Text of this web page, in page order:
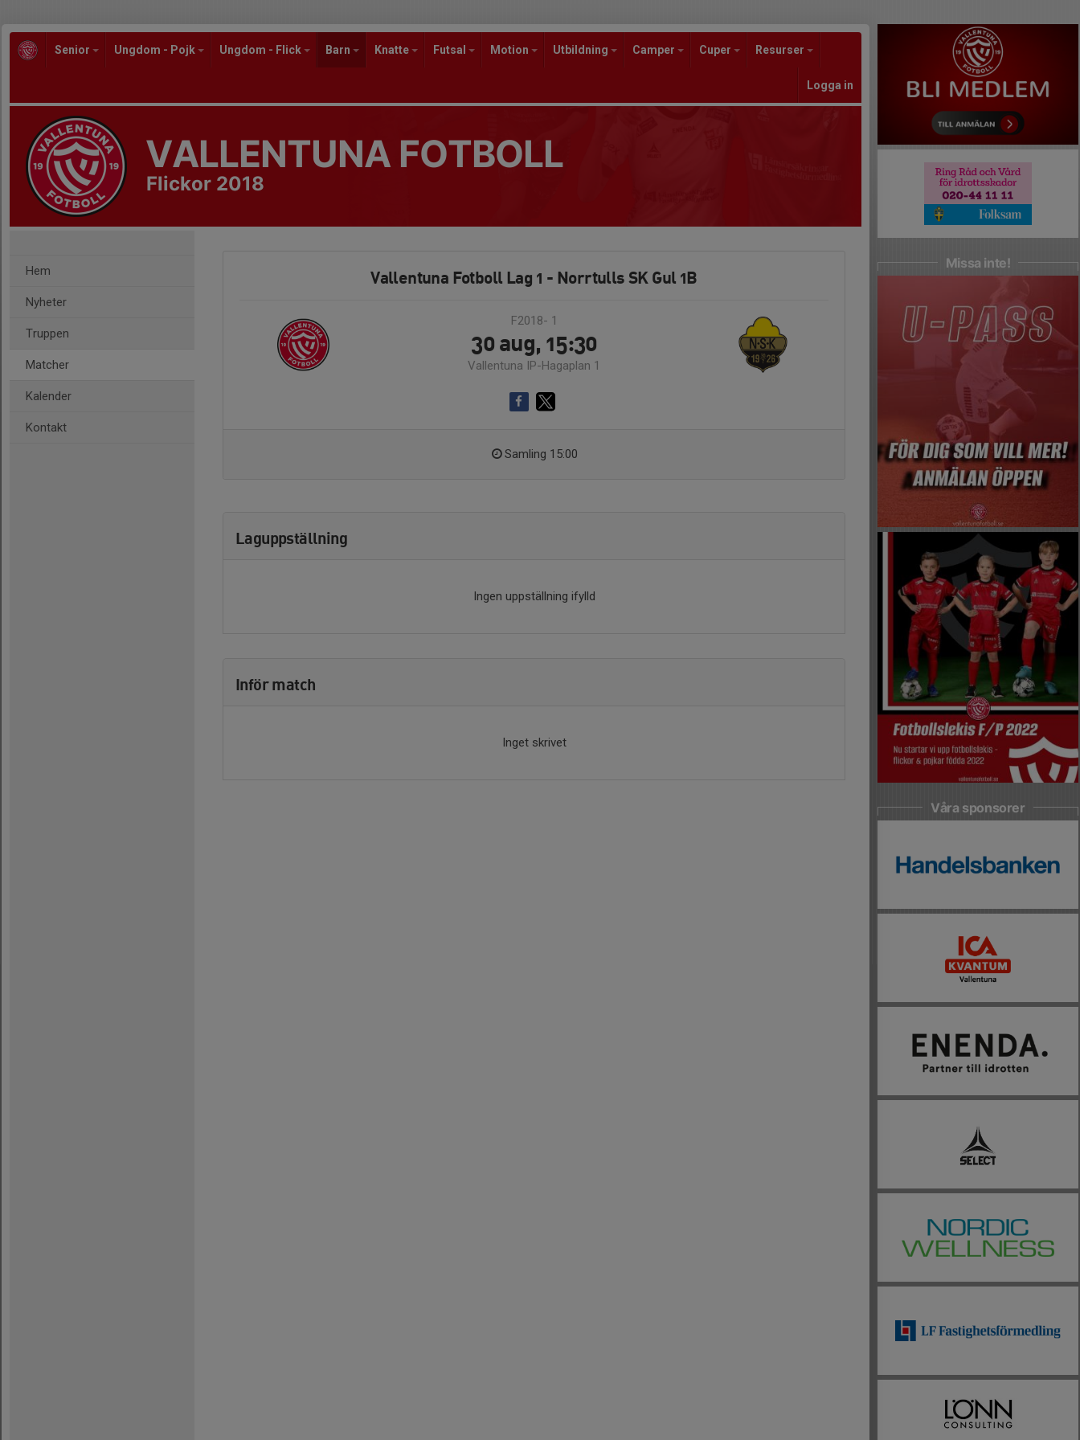
Senior Ungdom - Pojk Ungdom - Flick Barn Knatte Futsal Motion Utbildning Camper Cuper Resurser
Logga in
VALLENTUNA FOTBOLL
Flickor 2018
Hem
Nyheter
Truppen
Matcher
Kalender
Kontakt
Vallentuna Fotboll Lag 1 - Norrtulls SK Gul 1B
F2018- 1
30 aug, 15:30
Vallentuna IP-Hagaplan 1
Samling 15:00
Laguppställning
Ingen uppställning ifylld
Inför match
Inget skrivet
Missa inte!
Våra sponsorer